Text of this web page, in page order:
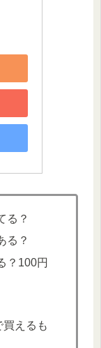
る？
る？
？100円
えるも